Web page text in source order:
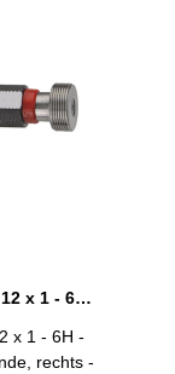
Gewinde-Grenzlehrdorn M 12 x 1 - 6H DIN 13
x 1 - 6H -
rechts -